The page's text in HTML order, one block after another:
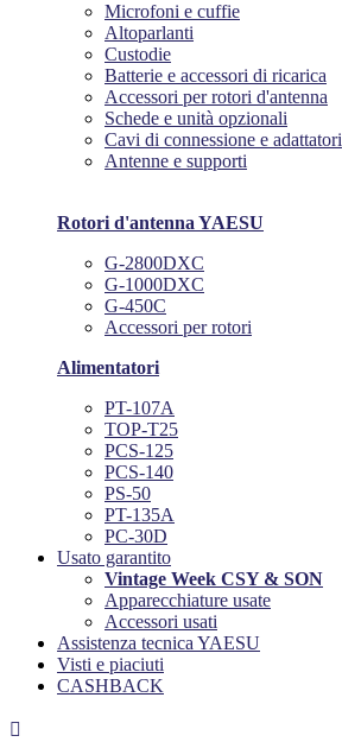
Microfoni e cuffie
Altoparlanti
Custodie
Batterie e accessori di ricarica
Accessori per rotori d'antenna
Schede e unità opzionali
Cavi di connessione e adattatori
Antenne e supporti
Rotori d'antenna YAESU
G-2800DXC
G-1000DXC
G-450C
Accessori per rotori
Alimentatori
PT-107A
TOP-T25
PCS-125
PCS-140
PS-50
PT-135A
PC-30D
Usato garantito
Vintage Week CSY & SON
Apparecchiature usate
Accessori usati
Assistenza tecnica YAESU
Visti e piaciuti
CASHBACK
